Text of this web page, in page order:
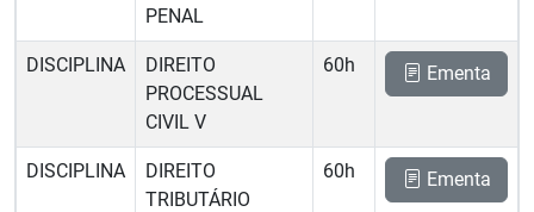
PENAL
DISCIPLINA
DIREITO
PROCESSUAL
CIVIL V
60h Ementa
DISCIPLINA
DIREITO
TRIBUTÁRIO
60h Ementa